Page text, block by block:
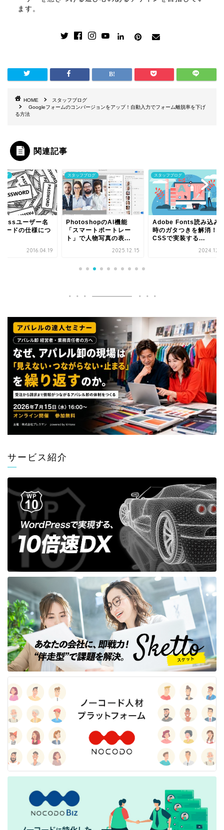
ます。
HOME
スタッフブログ
Googleフォームのコンバージョンをアップ！自動入力でフォーム離脱率を下げ
る方法
関連記事
フブログ
のAI機能
マートポートレー
2025.12.15
スタッフブログ
Adobe Fonts読み込み
時のガタつきを解消！
CSSで実装する...
2024.12.01
スタッフブログ
OpenAI公式がo1-
preview向けに用意
暗号文はGPT...
サービス紹介